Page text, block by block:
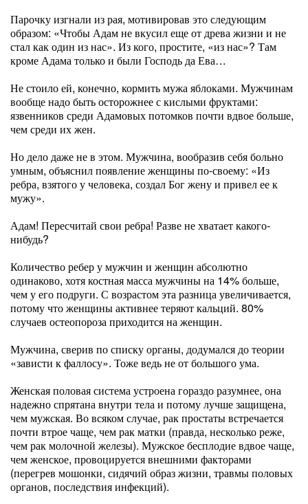
Парочку изгнали из рая, мотивировав это следующим
образом: «Чтобы Адам не вкусил еще от древа жизни и не
стал как один из нас». Из кого, простите, «из нас»? Там
кроме Адама только и были Господь да Ева…
Не стоило ей, конечно, кормить мужа яблоками. Мужчинам
вообще надо быть осторожнее с кислыми фруктами:
язвенников среди Адамовых потомков почти вдвое больше,
чем среди их жен.
Но дело даже не в этом. Мужчина, вообразив себя больно
умным, объяснил появление женщины по-своему: «Из
ребра, взятого у человека, создал Бог жену и привел ее к
мужу».
Адам! Пересчитай свои ребра! Разве не хватает какого-
нибудь?
Количество ребер у мужчин и женщин абсолютно
одинаково, хотя костная масса мужчины на 14% больше,
чем у его подруги. С возрастом эта разница увеличивается,
потому что женщины активнее теряют кальций. 80%
случаев остеопороза приходится на женщин.
Мужчина, сверив по списку органы, додумался до теории
«зависти к фаллосу». Тоже ведь не от большого ума.
Женская половая система устроена гораздо разумнее, она
надежно спрятана внутри тела и потому лучше защищена,
чем мужская. Во всяком случае, рак простаты встречается
почти втрое чаще, чем рак матки (правда, несколько реже,
чем рак молочной железы). Мужское бесплодие вдвое чаще,
чем женское, провоцируется внешними факторами
(перегрев мошонки, сидячий образ жизни, травмы половых
органов, последствия инфекций).